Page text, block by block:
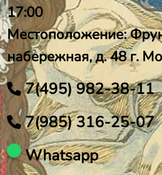
17:00
Местоположение:
набережная, д. 48 г.
7(495) 982-38-11
7(985) 316-25-07
Whatsapp